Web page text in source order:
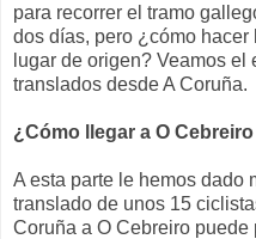
para recorrer el tramo
dos días, pero ¿cómo hacer
lugar de origen? Veamos
translados desde A Coruña.
¿Cómo llegar a O
A esta parte le hemos dado
translado de unos 15
Coruña a O Cebreiro